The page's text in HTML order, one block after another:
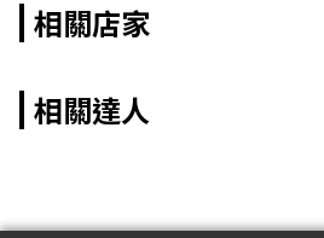
相關店家
相關達人